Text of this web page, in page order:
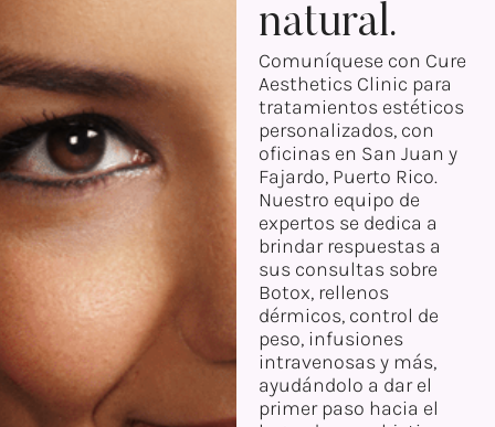
natural.
Comuníquese con Cure
Aesthetics Clinic para
tratamientos estéticos
personalizados, con
oficinas en San Juan y
Fajardo, Puerto Rico.
Nuestro equipo de
expertos se dedica a
brindar respuestas a
sus consultas sobre
Botox, rellenos
dérmicos, control de
peso, infusiones
intravenosas y más,
ayudándolo a dar el
primer paso hacia el